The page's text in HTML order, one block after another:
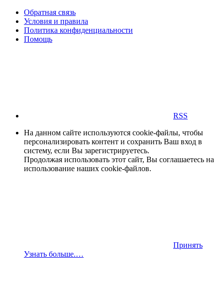
Обратная связь
Условия и правила
Политика конфиденциальности
Помощь
RSS
На данном сайте используются cookie-файлы, чтобы
персонализировать контент и сохранить Ваш вход в
систему, если Вы зарегистрируетесь.
Продолжая использовать этот сайт, Вы соглашаетесь на
использование наших cookie-файлов.
Принять
Узнать больше.…